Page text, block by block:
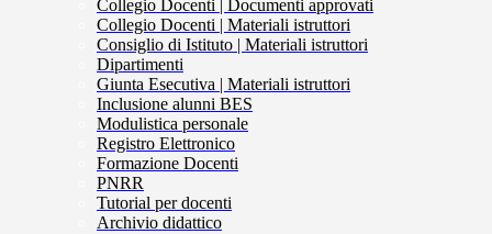
Collegio Docenti | Documenti approvati
Collegio Docenti | Materiali istruttori
Consiglio di Istituto | Materiali istruttori
Dipartimenti
Giunta Esecutiva | Materiali istruttori
Inclusione alunni BES
Modulistica personale
Registro Elettronico
Formazione Docenti
PNRR
Tutorial per docenti
Archivio didattico